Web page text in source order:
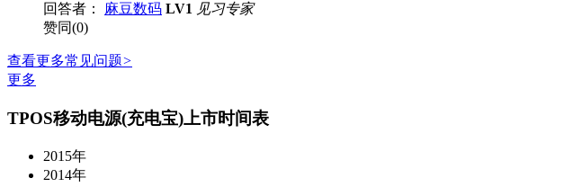
回答者： 麻豆数码 LV1 见习专家
赞同(0)
查看更多常见问题>
更多
TPOS移动电源(充电宝)上市时间表
2015年
2014年